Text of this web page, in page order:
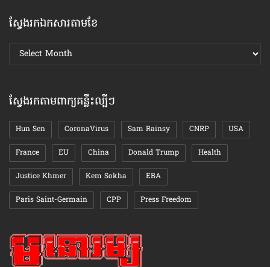
ស្វែងរកឯកសារតាមខែ
ស្វែងរក
ឯកសារ
ស្វែងរកតាមពាក្យគន្លឹះល្បីៗ
Hun Sen CoronaVirus Sam Rainsy CNRP USA
France EU China Donald Trump Health
Justice Khmer Kem Sokha EBA
Paris Saint-Germain CPP Press Freedom